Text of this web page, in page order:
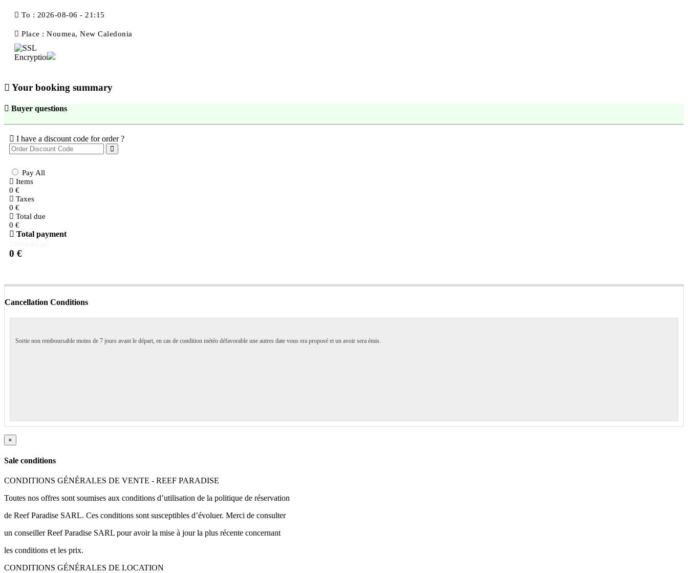
To : 2026-08-06 - 21:15
Place : Noumea, New Caledonia
Your booking summary
Buyer questions
I have a discount code for order ?
Pay All
Items
0 €
Taxes
0 €
Total due
0 €
Total payment
0 €
Cancellation Conditions
Sortie non remboursable moins de 7 jours avant le départ, en cas de condition météo défavorable une autres date vous era proposé et un avoir sera émis.
×
Sale conditions
CONDITIONS GÉNÉRALES DE VENTE - REEF PARADISE
Toutes nos offres sont soumises aux conditions d’utilisation de la politique de réservation
de Reef Paradise SARL. Ces conditions sont susceptibles d’évoluer. Merci de consulter
un conseiller Reef Paradise SARL pour avoir la mise à jour la plus récente concernant
les conditions et les prix.
CONDITIONS GÉNÉRALES DE LOCATION